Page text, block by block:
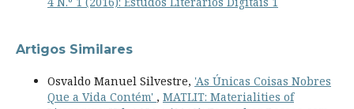
Artigos Similares
Osvaldo Manuel Silvestre, 'As Únicas Coisas Nobres
Que a Vida Contém' , MATLIT: Materialities of